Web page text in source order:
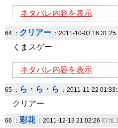
ネタバレ内容を表示
64 ： クリアー ：2011-10-03 16:31:25
くまスゲー
ネタバレ内容を表示
65 ： ら・ら・ら ：2011-11-22
クリアー
66 ： 彩花：2011-12-13 21:02:26